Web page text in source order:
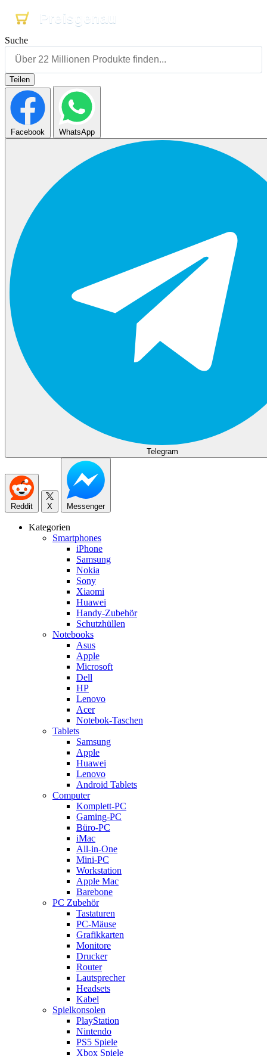
Preisgenau
Preisgenau
Preisgenau
Suche
Teilen
Facebook WhatsApp
Telegram
Reddit X Messenger
Kategorien
Smartphones
iPhone
Samsung
Nokia
Sony
Xiaomi
Huawei
Handy-Zubehör
Schutzhüllen
Notebooks
Asus
Apple
Microsoft
Dell
HP
Lenovo
Acer
Notebok-Taschen
Tablets
Samsung
Apple
Huawei
Lenovo
Android Tablets
Computer
Komplett-PC
Gaming-PC
Büro-PC
iMac
All-in-One
Mini-PC
Workstation
Apple Mac
Barebone
PC Zubehör
Tastaturen
PC-Mäuse
Grafikkarten
Monitore
Drucker
Router
Lautsprecher
Headsets
Kabel
Spielkonsolen
PlayStation
Nintendo
PS5 Spiele
Xbox Spiele